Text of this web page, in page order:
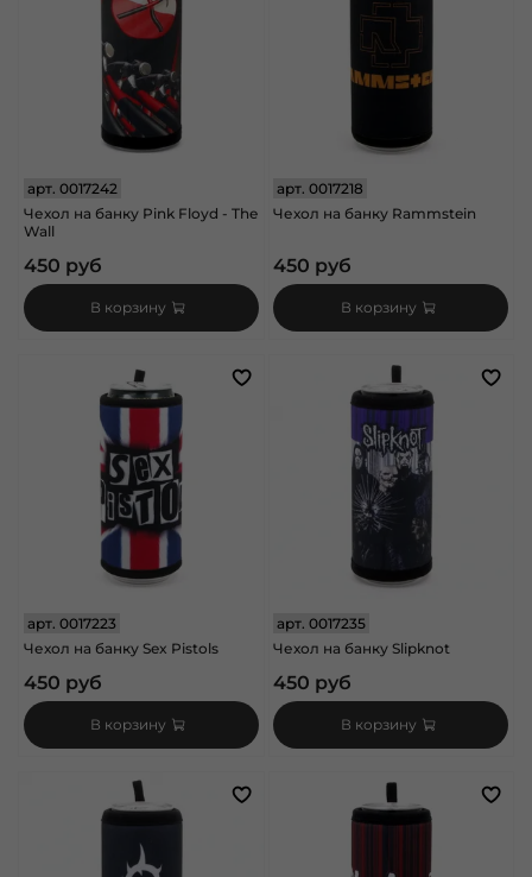
арт. 0017242
Чехол на банку Pink Floyd - The
Wall
450 руб
В корзину
арт.0017218
Чехол на банку Rammstein
450 руб
В корзину
арт. 0017223
Чехол на банку Sex Pistols
450 руб
В корзину
арт.0017235
Чехол на банку Slipknot
450 руб
В корзину